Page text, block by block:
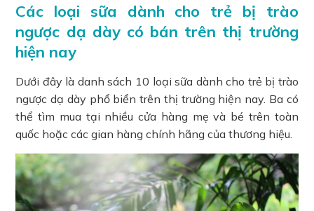
Các loại sữa dành cho trẻ bị trào
ngược dạ dày có bán trên thị trường
hiện nay
Dưới đây là danh sách 10 loại sữa dành cho trẻ bị trào
ngược dạ dày phổ biển trên thị trường hiện nay. Ba có
thể tìm mua tại nhiều cửa hàng mẹ và bé trên toàn
quốc hoặc các gian hàng chính hãng của thương hiệu.